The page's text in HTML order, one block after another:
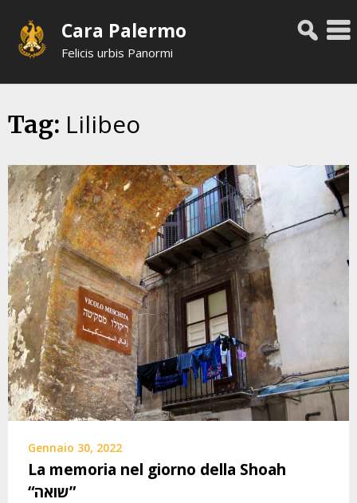
content
Cara Palermo
Felicis urbis Panormi
Tag: Lilibeo
Gennaio 30, 2022
La memoria nel giorno della Shoah
“שואה”